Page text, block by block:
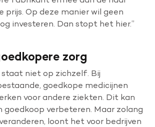
prijs. Op deze manier wil geen
investeren. Dan stopt het hier.”
zorg
niet op zichzelf. Bij
goedkope medicijnen
voor andere ziekten. Dit kan
goedkoop verbeteren. Maar zolang
loont het voor bedrijven